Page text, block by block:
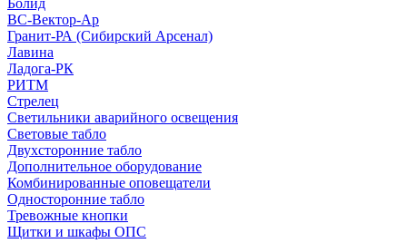
Болид
ВС-Вектор-Ар
Гранит-РА (Сибирский Арсенал)
Лавина
Ладога-РК
РИТМ
Стрелец
Светильники аварийного освещения
Световые табло
Двухсторонние табло
Дополнительное оборудование
Комбинированные оповещатели
Односторонние табло
Тревожные кнопки
Щитки и шкафы ОПС